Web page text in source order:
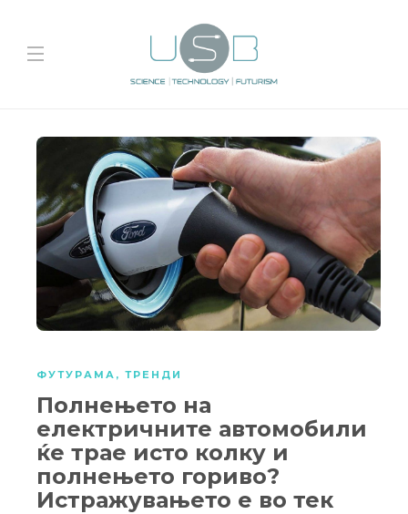
ФУТУРАМА , ТРЕНДИ
Полнењето на
електричните автомобили
ќе трае исто колку и
полнењето гориво?
Истражувањето е во тек